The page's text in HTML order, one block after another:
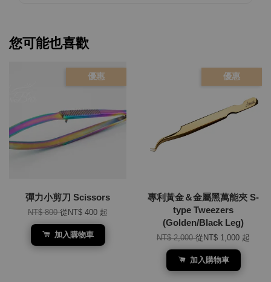
您可能也喜歡
優惠
彈力小剪刀 Scissors
NT$ 800從 NT$ 400 起
加入購物車
優惠
專利黃金＆金屬黑萬能夾 S-
type Tweezers
(Golden/Black Leg)
NT$ 2,000從 NT$ 1,000 起
加入購物車